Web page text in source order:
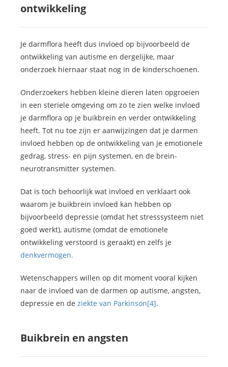
ontwikkeling
Je darmflora heeft dus invloed op bijvoorbeeld de
ontwikkeling van autisme en dergelijke, maar
onderzoek hiernaar staat nog in de kinderschoenen.
Onderzoekers hebben kleine dieren laten opgroeien
in een steriele omgeving om zo te zien welke invloed
je darmflora op je buikbrein en verder ontwikkeling
heeft. Tot nu toe zijn er aanwijzingen dat je darmen
invloed hebben op de ontwikkeling van je emotionele
gedrag, stress- en pijn systemen, en de brein-
neurotransmitter systemen.
Dat is toch behoorlijk wat invloed en verklaart ook
waarom je buikbrein invloed kan hebben op
bijvoorbeeld depressie (omdat het stresssysteem niet
goed werkt), autisme (omdat de emotionele
ontwikkeling verstoord is geraakt) en zelfs je
denkvermogen.
Wetenschappers willen op dit moment vooral kijken
naar de invloed van de darmen op autisme, angsten,
depressie en de ziekte van Parkinson[4].
Buikbrein en angsten